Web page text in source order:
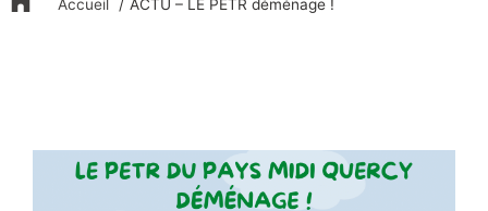
Accueil ACTU – LE PETR déménage !